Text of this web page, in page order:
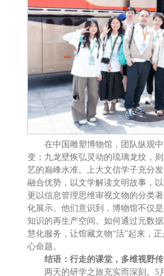
在中国雕塑博物馆，团队纵观
变；九龙壁恢弘灵动的琉璃龙纹，
艺的巅峰水准。上大文信学子充分
融合优势，以文学解读文明故事，
更以信息管理思维审视文物的分类
化展示。他们意识到，博物馆不仅
知识的再生产空间。如何通过元数
慧化服务，让馆藏文物“活”起来，
心命题。
结语：行走的课堂，多维视野
两天的研学之旅充实而深刻。5